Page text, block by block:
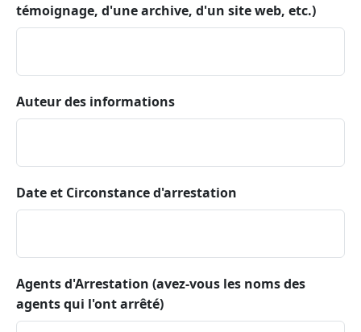
témoignage, d'une archive, d'un site web, etc.)
Auteur des informations
Date et Circonstance d'arrestation
Agents d'Arrestation (avez-vous les noms des
agents qui l'ont arrêté)